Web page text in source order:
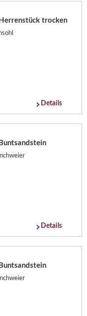
trocken
Details
Details